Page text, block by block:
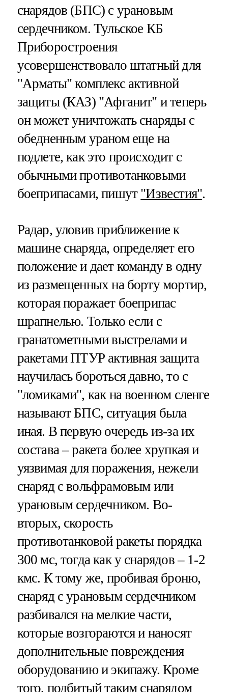
снарядов (БПС) с урановым
сердечником. Тульское КБ
Приборостроения
усовершенствовало штатный для
"Арматы" комплекс активной
защиты (КАЗ) "Афганит" и теперь
он может уничтожать снаряды с
обедненным ураном еще на
подлете, как это происходит с
обычными противотанковыми
боеприпасами, пишут "Известия".
Радар, уловив приближение к
машине снаряда, определяет его
положение и дает команду в одну
из размещенных на борту мортир,
которая поражает боеприпас
шрапнелью. Только если с
гранатометными выстрелами и
ракетами ПТУР активная защита
научилась бороться давно, то с
"ломиками", как на военном сленге
называют БПС, ситуация была
иная. В первую очередь из-за их
состава – ракета более хрупкая и
уязвимая для поражения, нежели
снаряд с вольфрамовым или
урановым сердечником. Во-
вторых, скорость
противотанковой ракеты порядка
300 мс, тогда как у снарядов – 1-2
кмс. К тому же, пробивая броню,
снаряд с урановым сердечником
разбивался на мелкие части,
которые возгораются и наносят
дополнительные повреждения
оборудованию и экипажу. Кроме
того, подбитый таким снарядом